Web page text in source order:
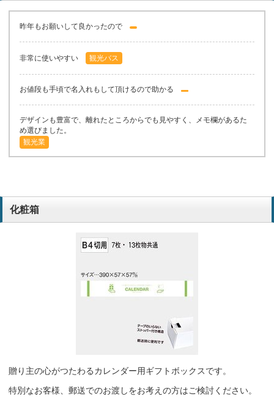
昨年もお願いして良かったので
非常に使いやすい 観光バス
お値段も手頃で名入れもして頂けるので助かる
デザインも豊富で、離れたところからでも見やすく、メモ欄があるた
め選びました。
観光業
毎年お願いしています
ボールペンなどもお願いしたから、料金的に安い。
内装仕上げ業
化粧箱
贈り主の心がつたわるカレンダー用ギフトボックスです。
特別なお客様、郵送でのお渡しをお考えの方はご検討ください。